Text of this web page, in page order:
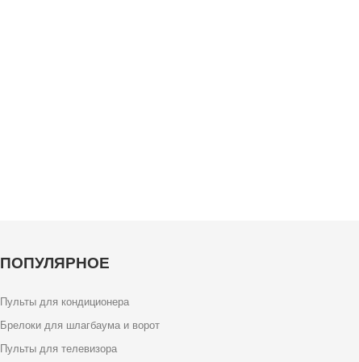
ПОПУЛЯРНОЕ
Пульты для кондиционера
Брелоки для шлагбаума и ворот
Пульты для телевизора